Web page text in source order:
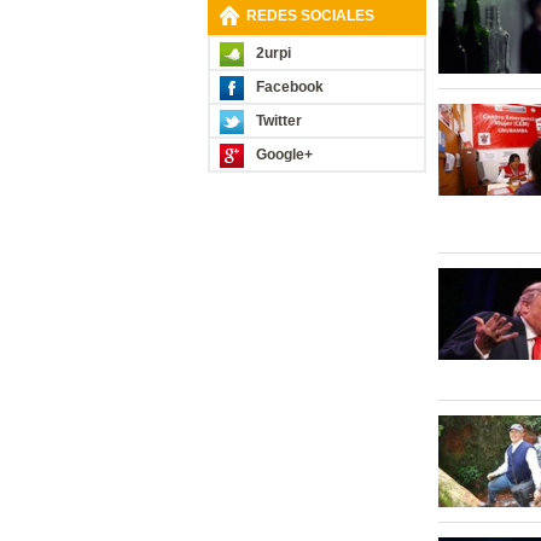
REDES SOCIALES
2urpi
Facebook
Twitter
Google+